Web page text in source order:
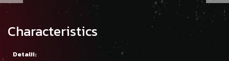
Characteristics
Detalii: